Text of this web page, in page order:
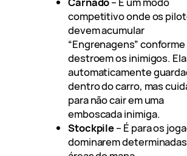
competitivo onde os
devem acumular
“Engrenagens” conforme
destroem os inimigos.
automaticamente
dentro do carro, mas
para não cair em uma
emboscada inimiga.
Stockpile– É para os
dominarem determinadas